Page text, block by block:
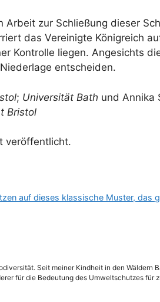
zur Schließung dieser
das Vereinigte Königreich
Kontrolle liegen. Angesichts
entscheiden.
; Universität Bath und Annika
Bristol
veröffentlicht.
auf dieses klassische Muster, das
Seit meiner Kindheit in den Wäldern
für die Bedeutung des Umweltschutzes für